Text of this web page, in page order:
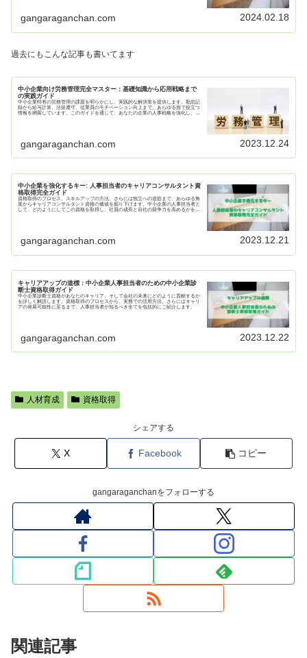
gangaraganchan.com 2024.02.18
過去にもこんな記事も書いてます
中小企業向け労務管理完全マスター：基礎知識から応用戦略まで
の実践ガイド
中小企業特有の労務管理の課題を明らかにし、実践的な解決策を提供します。勤怠記
録から給与計算、法規遵守、従業員のモチベーション向上まで、あらゆる面で役立つ
情報を網羅しています。このガイドを通じて、あなたの企業の人事戦略を強化し、組
gangaraganchan.com 2023.12.24
中小企業を強化するキー: 人事担当者のキャリアコンサルタント資
格取得完全ガイド
資格取得のプロセス、スキルアップの方法、さらには独立への道筋まで、あらゆる角
度からキャリアコンサルタント資格の価値を掘り下げます。中小企業の人事担当者と
して、どのようにしてこの資格を取得し、社員の成長と自社の競争力を高めるかを一
gangaraganchan.com 2023.12.21
キャリアアップの道標：中小企業人事担当者のための中小企業診
断士資格取得ガイド
中小企業診断士資格があなたのキャリア、そして会社の未来にどのように貢献するか
を詳しく解説します。資格取得のプロセスから、実務での活用方法、さらにはキャリ
アの発展可能性に至るまで、人事担当者が知るべき全てを包括的にご紹介します。
gangaraganchan.com 2023.12.22
人材育成 資格取得
シェアする
X Facebook コピー
gangaraganchanをフォローする
関連記事